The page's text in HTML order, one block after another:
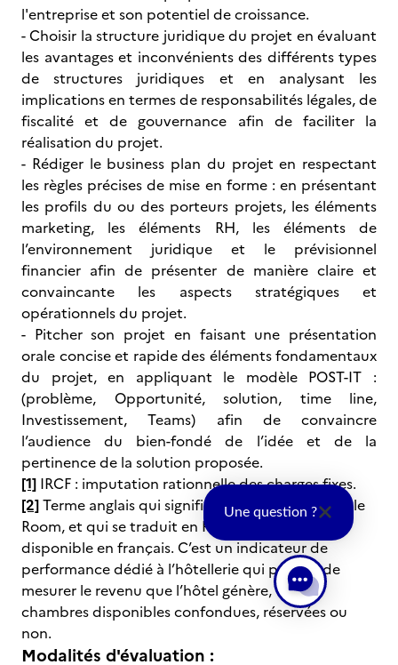
l'entreprise et son potentiel de croissance.
- Choisir la structure juridique du projet en évaluant
les avantages et inconvénients des différents types
de structures juridiques et en analysant les
implications en termes de responsabilités légales, de
fiscalité et de gouvernance afin de faciliter la
réalisation du projet.
- Rédiger le business plan du projet en respectant
les règles précises de mise en forme : en présentant
les profils du ou des porteurs projets, les éléments
marketing, les éléments RH, les éléments de
l’environnement juridique et le prévisionnel
financier afin de présenter de manière claire et
convaincante les aspects stratégiques et
opérationnels du projet.
- Pitcher son projet en faisant une présentation
orale concise et rapide des éléments fondamentaux
du projet, en appliquant le modèle POST-IT :
(problème, Opportunité, solution, time line,
Investissement, Teams) afin de convaincre
l’audience du bien-fondé de l’idée et de la
pertinence de la solution proposée.
[1] IRCF : imputation rationnelle des charges fixes.
[2]Terme anglais qui signifie Revenue Per Available
Room, et qui se traduit en Revenu par chambre
disponible en français. C’est un indicateur de
performance dédié à l’hôtellerie qui permet de
mesurer le revenu que l’hôtel génère, toutes
chambres disponibles confondues, réservées ou
non.
Modalités d'évaluation :
Une question ?